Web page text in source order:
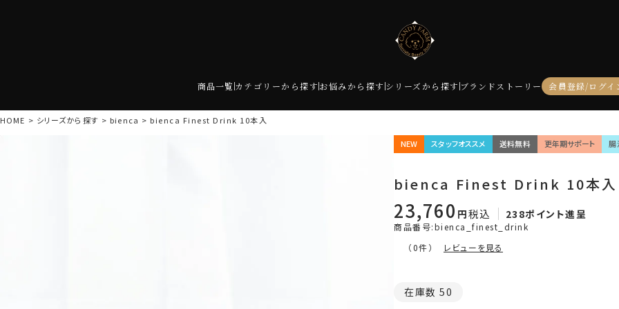
商品一覧 カテゴリーから探すお悩みから探す シリーズから探す ブランドストーリー 会員登録/ログイ
HOME シリーズから探す bienca bienca Finest Drink 10本入
NEW スタッフオススメ 送料無料 更年期サポート 腸
bienca Finest Drink 10本入
23,760 税込 238ポイント進呈
商品番号 bienca_finest_drink
（0件）
レビューを見る
在庫数 50